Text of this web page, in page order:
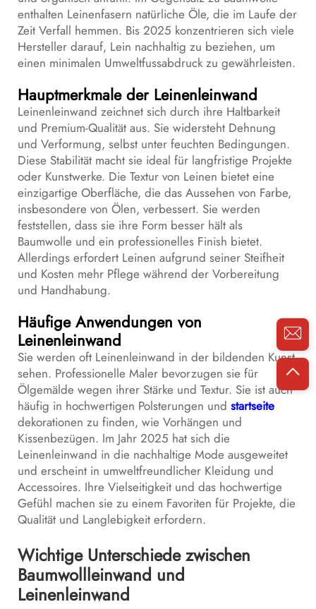
enthalten Leinenfasern natürliche Öle, die im Laufe der
Zeit Verfall hemmen. Bis 2025 konzentrieren sich viele
Hersteller darauf, Lein nachhaltig zu beziehen, um
einen minimalen Umweltfussabdruck zu gewährleisten.
Hauptmerkmale der Leinenleinwand
Leinenleinwand zeichnet sich durch ihre Haltbarkeit
und Premium-Qualität aus. Sie widersteht Dehnung
und Verformung, selbst unter feuchten Bedingungen.
Diese Stabilität macht sie ideal für langfristige Projekte
oder Kunstwerke. Die Textur von Leinen bietet eine
einzigartige Oberfläche, die das Aussehen von Farbe,
insbesondere von Ölen, verbessert. Sie werden
feststellen, dass sie ihre Form besser hält als
Baumwolle und ein professionelles Finish bietet.
Allerdings erfordert Leinen aufgrund seiner Steifheit
und Kosten mehr Pflege während der Vorbereitung
und Handhabung.
Häufige Anwendungen von
Leinenleinwand
Sie werden oft Leinenleinwand in der bildenden Kunst
sehen. Professionelle Maler bevorzugen sie für
Ölgemälde wegen ihrer Stärke und Textur. Sie ist auch
häufig in hochwertigen Polsterungen und startseite
dekorationen zu finden, wie Vorhängen und
Kissenbezügen. Im Jahr 2025 hat sich die
Leinenleinwand in die nachhaltige Mode ausgeweitet
und erscheint in umweltfreundlicher Kleidung und
Accessoires. Ihre Vielseitigkeit und das hochwertige
Gefühl machen sie zu einem Favoriten für Projekte, die
Qualität und Langlebigkeit erfordern.
Wichtige Unterschiede zwischen
Baumwollleinwand und
Leinenleinwand